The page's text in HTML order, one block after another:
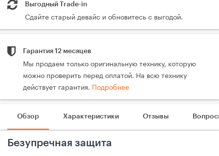
Выгодный Trade-in
Сдайте старый девайс и обновитесь с выгодой.
Гарантия 12 месяцев
Мы продаем только оригинальную технику, которую
можно проверить перед оплатой. На всю технику
действует гарантия. Подробнее
Обзор Характеристики Отзывы
Безупречная защита